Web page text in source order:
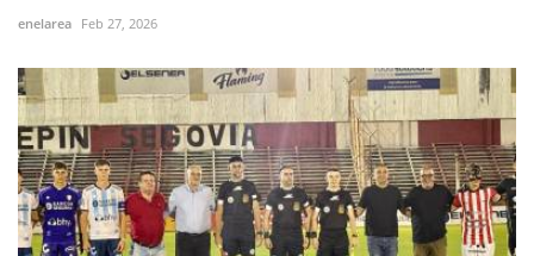
enelarea Feb 27, 2026